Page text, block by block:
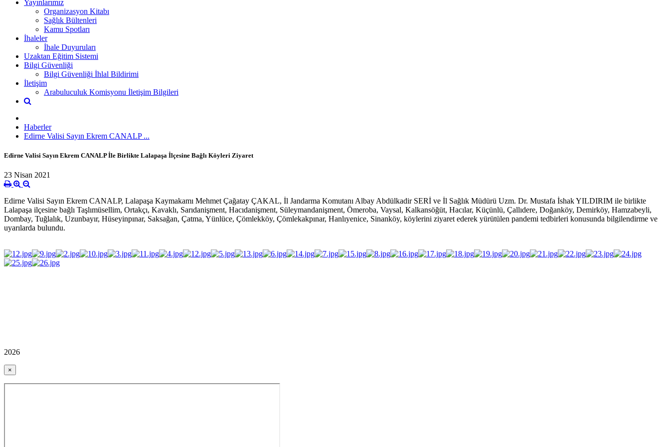
Yayınlarımız
Organizasyon Kitabı
Sağlık Bültenleri
Kamu Spotları
İhaleler
İhale Duyuruları
Uzaktan Eğitim Sistemi
Bilgi Güvenliği
Bilgi Güvenliği İhlal Bildirimi
İletişim
Arabuluculuk Komisyonu İletişim Bilgileri
Haberler
Edirne Valisi Sayın Ekrem CANALP ...
Edirne Valisi Sayın Ekrem CANALP İle Birlikte Lalapaşa İlçesine Bağlı Köyleri Ziyaret
23 Nisan 2021
Edirne Valisi Sayın Ekrem CANALP, Lalapaşa Kaymakamı Mehmet Çağatay ÇAKAL, İl Jandarma Komutanı Albay Abdülkadir SERİ ve İl Sağlık Müdürü Uzm. Dr. Mustafa İshak YILDIRIM ile birlikte
Lalapaşa ilçesine bağlı Taşlımüsellim, Ortakçı, Kavaklı, Sarıdanişment, Hacıdanişment, Süleymandanişment, Ömeroba, Vaysal, Kalkansöğüt, Hacılar, Küçünlü, Çallıdere, Doğanköy, Demirköy, Hamzabeyli,
Dombay, Tuğlalık, Uzunbayır, Hüseyinpınar, Saksağan, Çatma, Yünlüce, Çömlekköy, Çömlekakpınar, Hanlıyenice, Sinanköy, köylerini ziyaret ederek yürütülen pandemi tedbirleri konusunda bilgilendirme ve
uyarılarda bulundu.
2026
×